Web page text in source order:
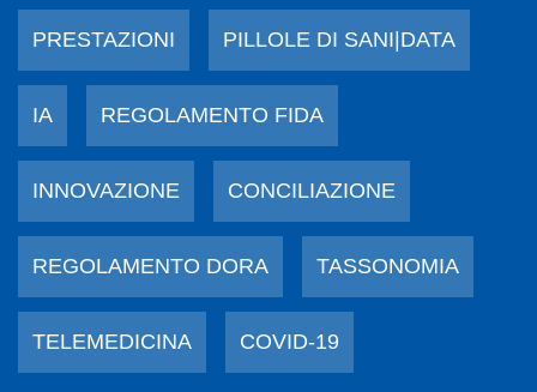
PRESTAZIONI PILLOLE DI SANI|DATA
IA REGOLAMENTO FIDA
INNOVAZIONE CONCILIAZIONE
REGOLAMENTO DORA TASSONOMIA
TELEMEDICINA COVID-19